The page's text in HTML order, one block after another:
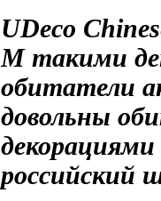
UDeco
М такими
обитатели
довольны
российский